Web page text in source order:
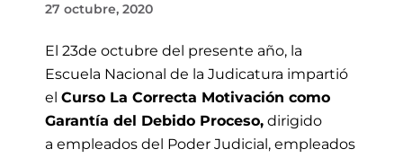
27 octubre, 2020
El 23de octubre del presente año, la
Escuela Nacional de la Judicatura impartió
el Curso La Correcta Motivación como
Garantía del Debido Proceso, dirigido
a empleados del Poder Judicial, empleados